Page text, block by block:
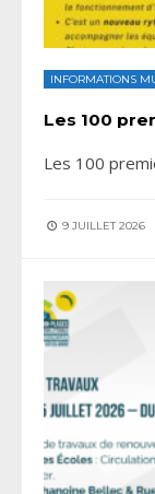
INFORMATIONS
Les 100
Les 100
9 JUILLET 2026